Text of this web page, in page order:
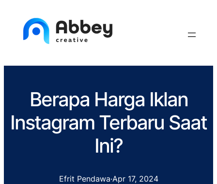
Berapa Harga Iklan
Instagram Terbaru Saat
Ini?
Efrit Pendawa·Apr 17, 2024